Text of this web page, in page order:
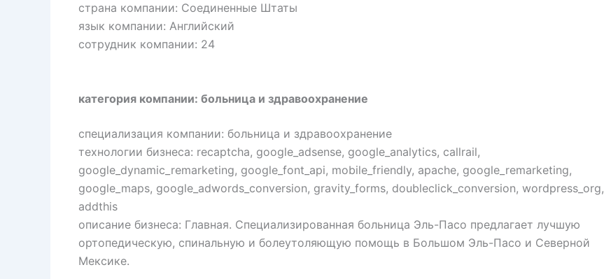
страна компании: Соединенные Штаты
язык компании: Английский
сотрудник компании: 24
категория компании: больница и здравоохранение
специализация компании: больница и здравоохранение
технологии бизнеса: recaptcha, google_adsense, google_analytics, callrail,
google_dynamic_remarketing, google_font_api, mobile_friendly, apache, google_remarketing,
google_maps, google_adwords_conversion, gravity_forms, doubleclick_conversion, wordpress_org,
addthis
описание бизнеса: Главная. Специализированная больница Эль-Пасо предлагает лучшую
ортопедическую, спинальную и болеутоляющую помощь в Большом Эль-Пасо и Северной
Мексике.